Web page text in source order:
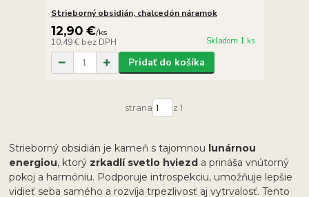
Strieborný obsidián, chalcedón náramok
12,90 €/ks
10,49 € bez DPH Skladom 1 ks
Pridať do košíka
strana z 1
Strieborný obsidián je kameň s tajomnou lunárnou
energiou, ktorý zrkadlí svetlo hviezd a prináša vnútorný
pokoj a harmóniu. Podporuje introspekciu, umožňuje lepšie
vidieť seba samého a rozvíja trpezlivosť aj vytrvalosť. Tento